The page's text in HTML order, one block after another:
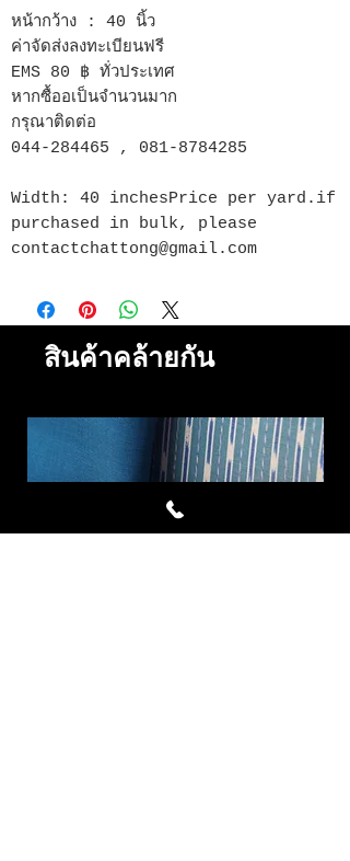
หน้ากว้าง : 40 นิ้ว
ค่าจัดส่งลงทะเบียนฟรี
EMS 80 ฿ ทั่วประเทศ
หากซื้ออเป็นจำนวนมาก
กรุณาติดต่อ
044-284465 , 081-8784285
Width: 40 inchesPrice per yard.if
purchased in bulk, please
contactchattong@gmail.com
สินค้าคล้ายกัน